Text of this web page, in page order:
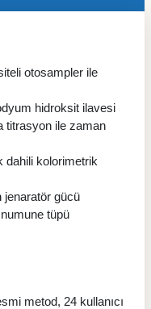
otosampler ile
hidroksit ilavesi
titrasyon ile zaman
dahili kolorimetrik
jenaratör gücü
tüpü
metod, 24 kullanıcı